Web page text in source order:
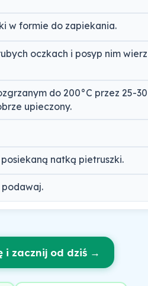
w formie do zapiekania.
oczkach i posyp nim
do 200°C przez 25-
upieczony.
natką pietruszki.
i zacznij od dziś →